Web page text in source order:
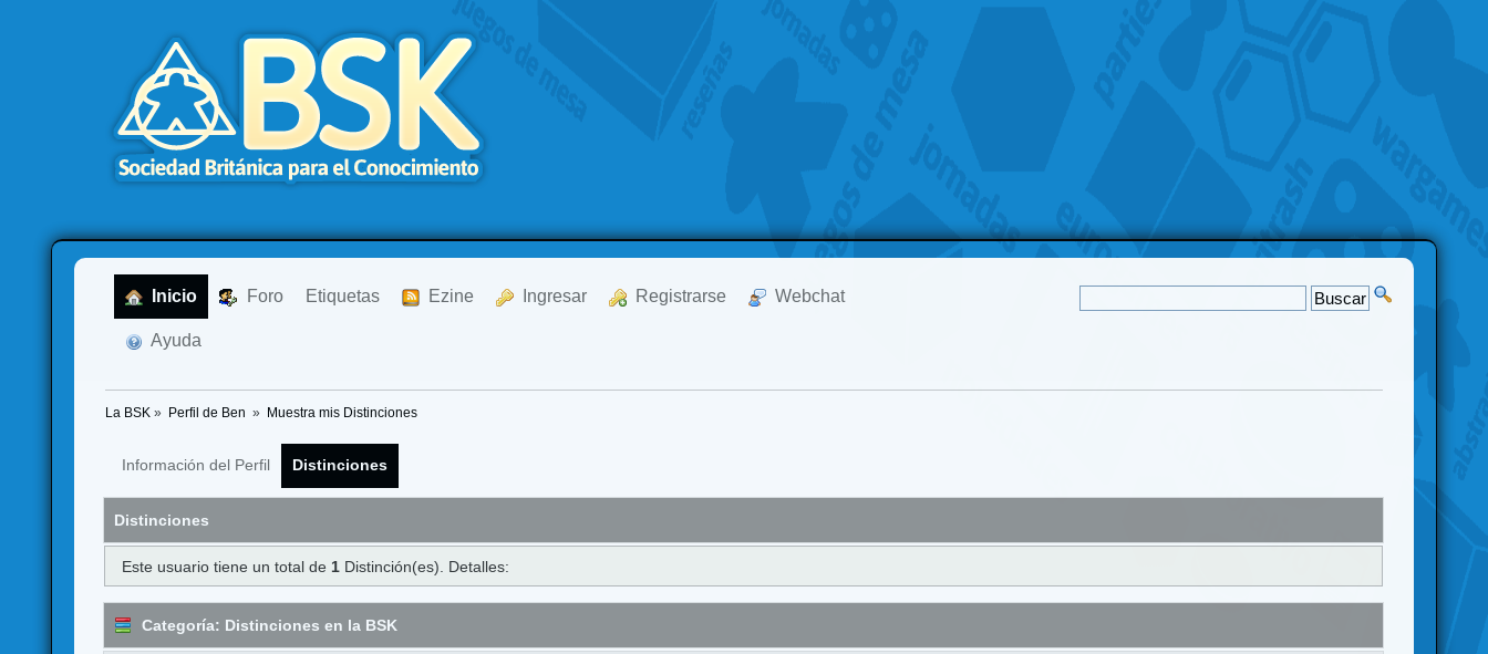
Inicio Foro Etiquetas Ezine Ingresar Registrarse Webchat
Ayuda
La BSK » Perfil de Ben » Muestra mis Distinciones
Información del Perfil Distinciones
Distinciones
Este usuario tiene un total de 1Distinción(es). Detalles:
Categoría: Distinciones en la BSK